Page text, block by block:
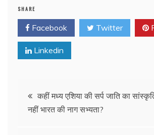
SHARE
Facebook Twitter
Linkedin
Post
navigation
कहीं मध्य एशिया की सर्प जाति का
नहीं भारत की नाग सभ्यता?